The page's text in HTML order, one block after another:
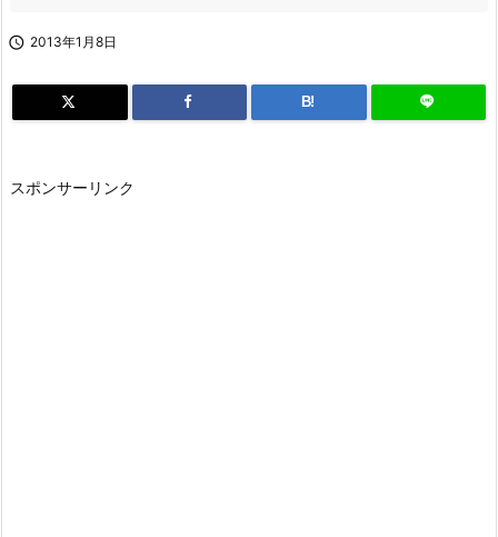
 2013年1月8日
B!
スポンサーリンク